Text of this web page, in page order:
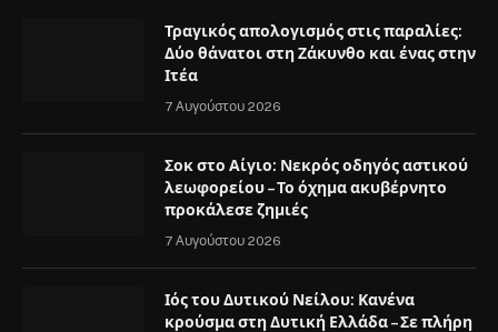
Τραγικός απολογισμός στις παραλίες:
Δύο θάνατοι στη Ζάκυνθο και ένας στην
Ιτέα
7 Αυγούστου 2026
Σοκ στο Αίγιο: Νεκρός οδηγός αστικού
λεωφορείου – Το όχημα ακυβέρνητο
προκάλεσε ζημιές
7 Αυγούστου 2026
Ιός του Δυτικού Νείλου: Κανένα
κρούσμα στη Δυτική Ελλάδα – Σε πλήρη